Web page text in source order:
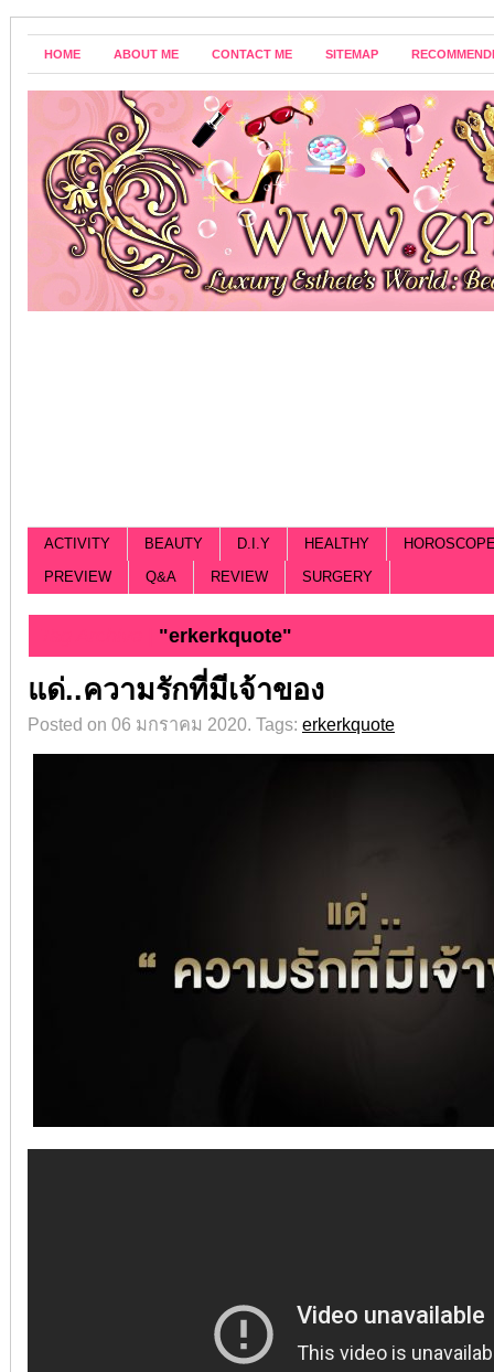
HOME ABOUT ME CONTACT ME SITEMAP
ACTIVITY BEAUTY D.I.Y HEALTHY
PREVIEW
Q&A REVIEW SURGERY
"erkerkquote"
แด่..ความรักที่มีเจ้าของ
Posted on 06 มกราคม 2020. Tags: erkerkquote